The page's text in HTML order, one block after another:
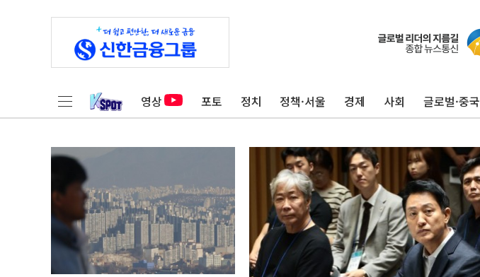
영상 포토 정치 정책·서울 경제 사회 글로벌·중국